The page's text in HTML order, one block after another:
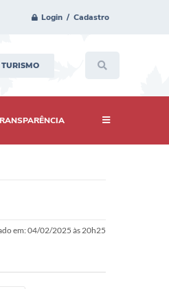
Login / Cadastro
TURISMO
em: 04/02/2025 às 20h25